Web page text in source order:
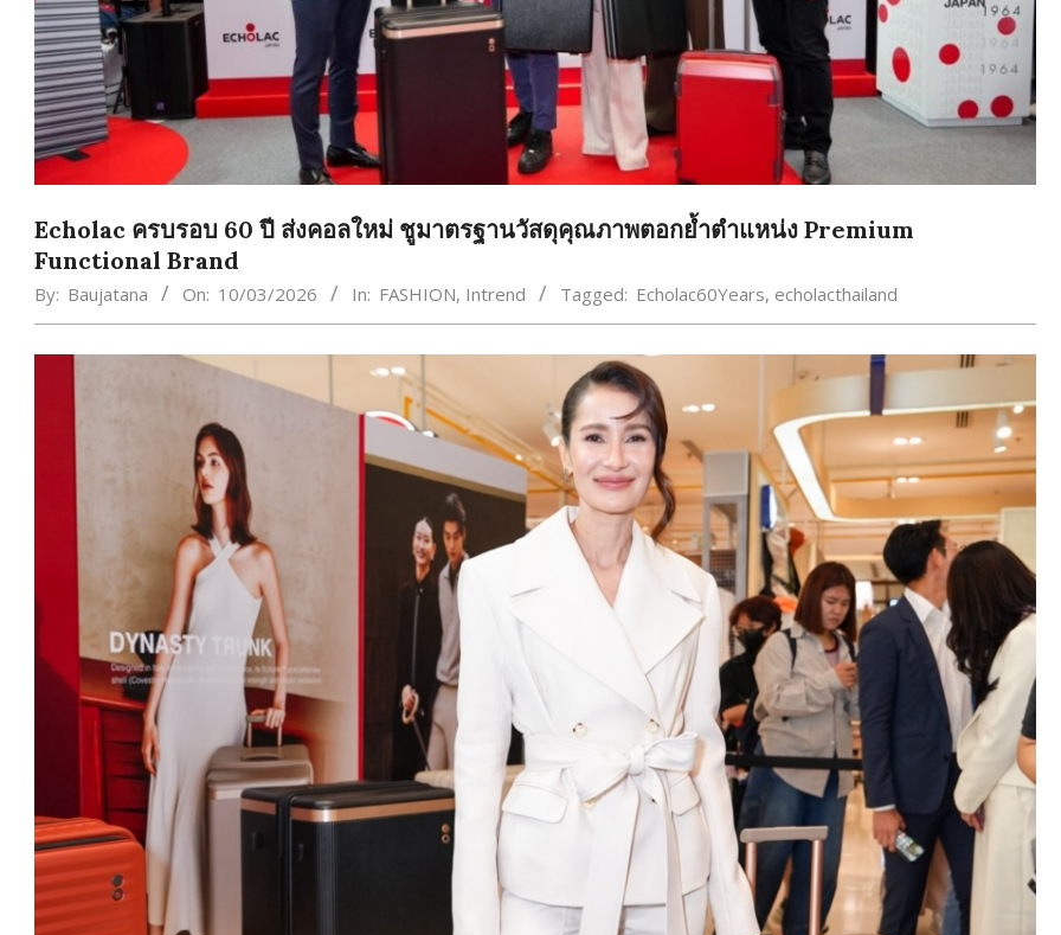
Echolac ครบรอบ 60 ปี ส่งคอลใหม่ ชูมาตรฐานวัสดุคุณภาพตอกย้ำตำแหน่ง Premium
Functional Brand
By: Baujatana On: 10/03/2026 In: FASHION, Intrend Tagged: Echolac60Years, echolacthailand